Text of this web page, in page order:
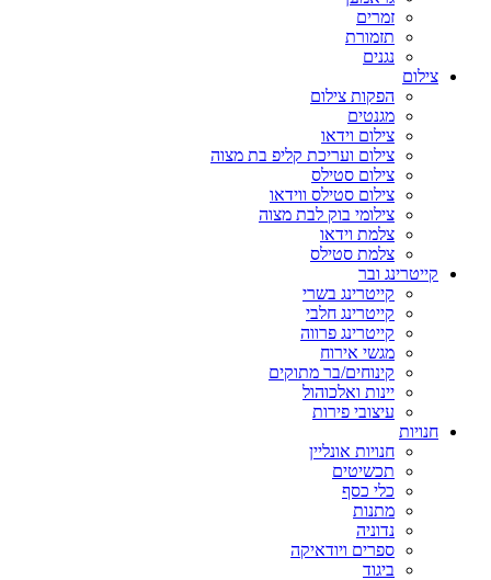
זמרים
תזמורת
נגנים
צילום
הפקות צילום
מגנטים
צילום וידאו
צילום ועריכת קליפ בת מצוה
צילום סטילס
צילום סטילס ווידאו
צילומי בוק לבת מצוה
צלמת וידאו
צלמת סטילס
קייטרינג ובר
קייטרינג בשרי
קייטרינג חלבי
קייטרינג פרווה
מגשי אירוח
קינוחים/בר מתוקים
יינות ואלכוהול
עיצובי פירות
חנויות
חנויות אונליין
תכשיטים
כלי כסף
מתנות
נדוניה
ספרים ויודאיקה
ביגוד